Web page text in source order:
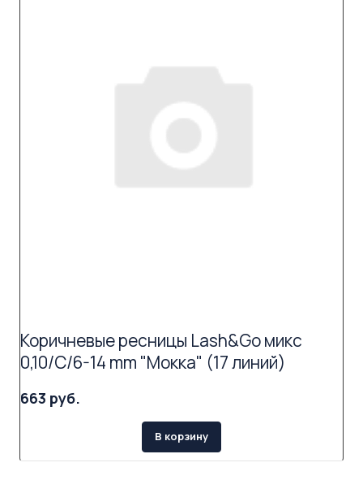
Коричневые ресницы Lash&Go микс
0,10/C/6-14 mm "Мокка" (17 линий)
663 руб.
В корзину